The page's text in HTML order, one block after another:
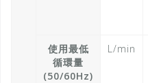
使用最低
循環量
(50/60Hz)
L/min